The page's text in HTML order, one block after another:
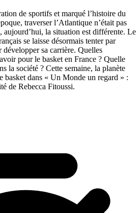
de sportifs et marqué l’histoire du
traverser l’Atlantique n’était pas
aujourd’hui, la situation est différente. Le
se laisse désormais tenter par
développer sa carrière. Quelles
pour le basket en France ? Quelle
la société ? Cette semaine, la planète
basket dans « Un Monde un regard » :
de Rebecca Fitoussi.